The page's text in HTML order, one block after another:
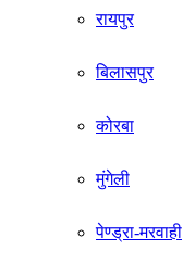
रायपुर
बिलासपुर
कोरबा
मुंगेली
पेण्ड्रा-मरवाही